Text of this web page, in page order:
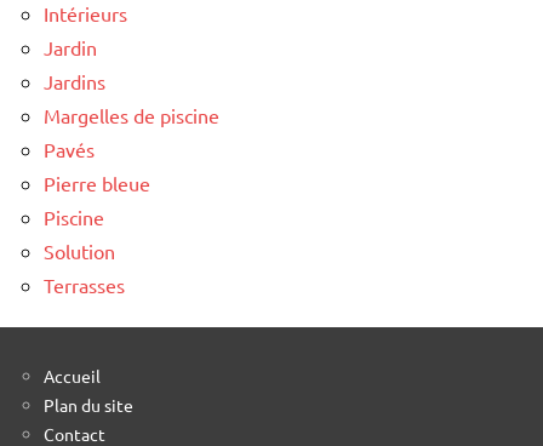
Intérieurs
Jardin
Jardins
Margelles de piscine
Pavés
Pierre bleue
Piscine
Solution
Terrasses
Accueil
Plan du site
Contact